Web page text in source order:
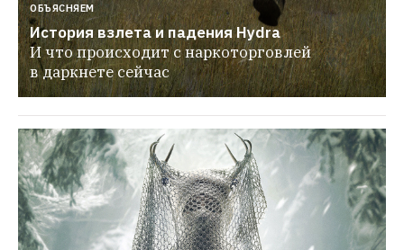
ОБЪЯСНЯЕМ
История взлета и падения Hydra
И что происходит с наркоторговлей
в даркнете сейчас